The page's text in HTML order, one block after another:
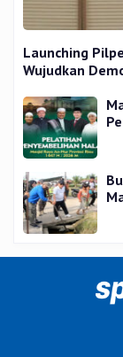
Launching
Wujudkan